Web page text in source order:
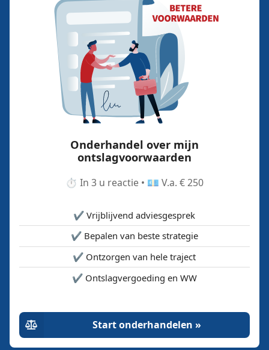
Onderhandel over mijn
ontslagvoorwaarden
⏱️ In 3 u reactie • 💶 V.a. € 250
✔️ Vrijblijvend adviesgesprek
✔️ Bepalen van beste strategie
✔️ Ontzorgen van hele traject
✔️ Ontslagvergoeding en WW
Start onderhandelen »